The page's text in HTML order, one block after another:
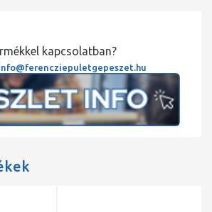
kapcsolatban?